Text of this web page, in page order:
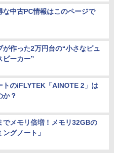
な中古PC情報はこのページで
が作った2万円台の“小さなピュ
ピーカー”
トのiFLYTEK「AINOTE 2」は
か？
でメモリ倍増！メモリ32GBの
ングノート」